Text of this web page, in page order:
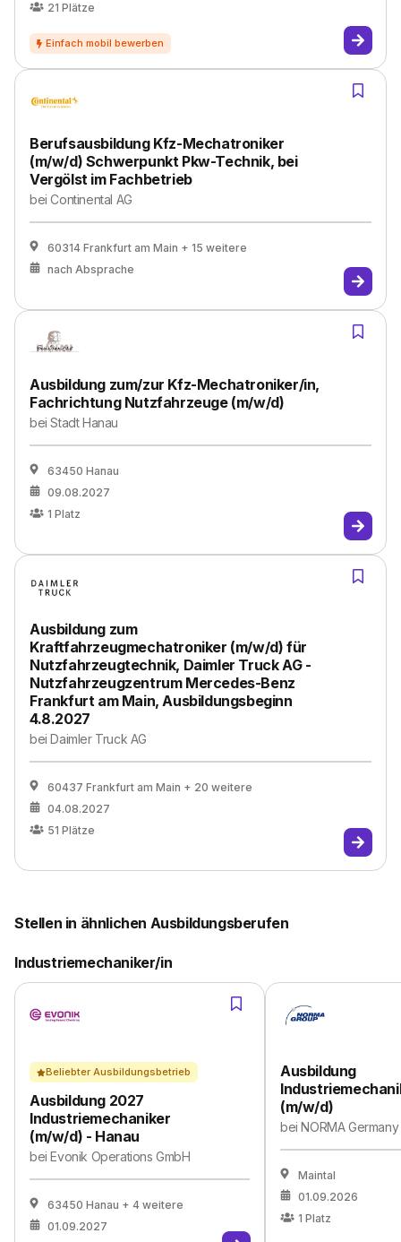
21 Plätze
Berufsausbildung Kfz-Mechatroniker
(m/w/d) Schwerpunkt Pkw-Technik, bei
Vergölst im Fachbetrieb
beiContinental AG
60314 Frankfurt am Main + 15 weitere
nach Absprache
Ausbildung zum/zur Kfz-Mechatroniker/in,
Fachrichtung Nutzfahrzeuge (m/w/d)
beiStadt Hanau
63450 Hanau
09.08.2027
1 Platz
Ausbildung zum
Kraftfahrzeugmechatroniker (m/w/d) für
Nutzfahrzeugtechnik, Daimler Truck AG -
Nutzfahrzeugzentrum Mercedes-Benz
Frankfurt am Main, Ausbildungsbeginn
4.8.2027
beiDaimler Truck AG
60437 Frankfurt am Main + 20 weitere
04.08.2027
51 Plätze
Stellen in ähnlichen Ausbildungsberufen
Industriemechaniker/in
Ausbildung 2027
Industriemechaniker
(m/w/d) - Hanau
beiEvonik Operations GmbH
63450 Hanau + 4 weitere
01.09.2027
Beliebter Ausbildungsbetrieb
Ausbildung
(m/w/d)
beiNORMA
Maintal
01.09.2026
1 Platz